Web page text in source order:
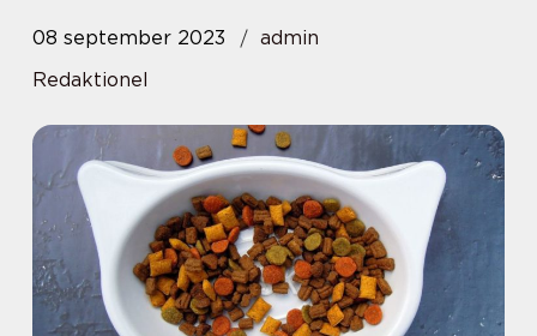
08 september 2023
admin
Redaktionel